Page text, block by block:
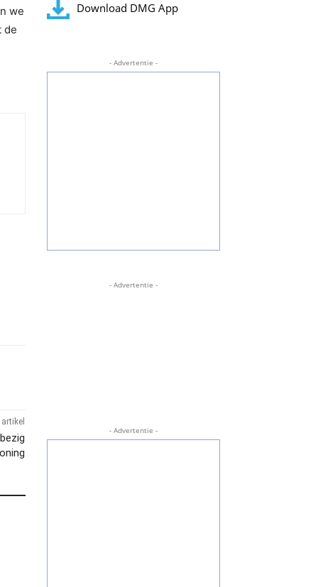
we
de
Download DMG App
- Advertentie -
- Advertentie -
- Advertentie -